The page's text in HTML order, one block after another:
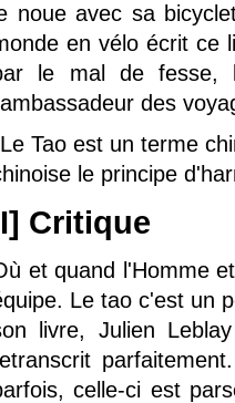
noue avec sa
en vélo écrit ce
le mal de fesse,
des
Tao est un terme
le principe
Critique
et quand l'Homme
Le tao c'est un
livre, Julien
celle-ci est